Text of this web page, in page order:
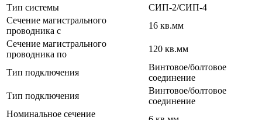
Тип системы
СИП-2/СИП-4
Сечение магистрального
проводника с
16 кв.мм
Сечение магистрального
проводника по
120 кв.мм
Тип подключения
Винтовое/болтовое
соединение
Тип подключения
Винтовое/болтовое
соединение
Номинальное сечение